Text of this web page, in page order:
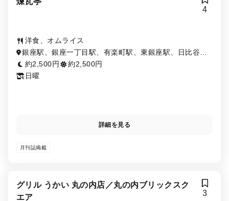
4
洋食、オムライス
銀座駅、銀座一丁目駅、有楽町駅、東銀座駅、日比谷
駅、京橋駅、宝町駅、新富町駅、築地駅
約2,500円
約2,500円
日曜
詳細を見る
月刊誌掲載
グリル うかい 丸の内店／丸の内ブリックスク
エア
3